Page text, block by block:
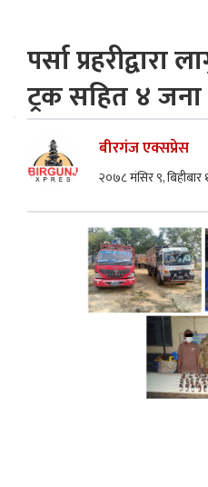
पर्सा
ट्रक सहित ४ जना
बीरगंज एक्सप्रेस
२०७८ मंसिर ९,